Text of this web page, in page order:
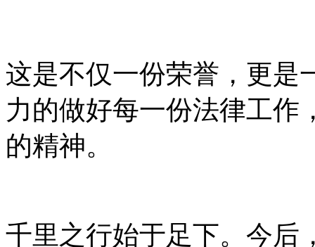
这是不仅一份荣誉，更是
力的做好每一份法律工作
的精神。
千里之行始于足下。今后